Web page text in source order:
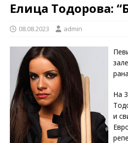
Елица Тодорова:
08.08.2023 admin
На
и